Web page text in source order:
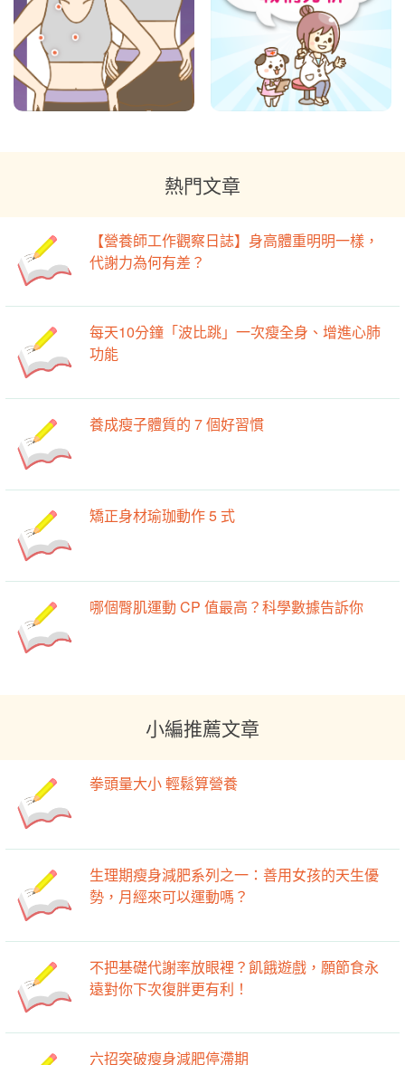
熱門文章
【營養師工作觀察日誌】身高體重明明一樣，
代謝力為何有差？
每天10分鐘「波比跳」一次瘦全身、增進心肺
功能
養成瘦子體質的 7 個好習慣
矯正身材瑜珈動作 5 式
哪個臀肌運動 CP 值最高？科學數據告訴你
小編推薦文章
拳頭量大小 輕鬆算營養
生理期瘦身減肥系列之一：善用女孩的天生優
勢，月經來可以運動嗎？
不把基礎代謝率放眼裡？飢餓遊戲，願節食永
遠對你下次復胖更有利！
六招突破瘦身減肥停滯期